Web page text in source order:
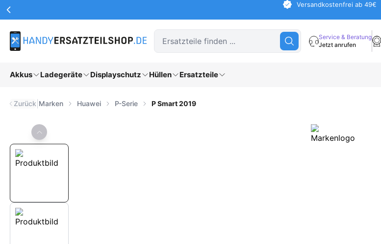
Zum Hauptinhalt springen
Werbeaktionen Kopfzeile Versandkostenfrei ab 49€
Service & Beratung
Jetzt anrufen
Akkus Ladegeräte Displayschutz Hüllen Ersatzteile
Zurück Marken Huawei P-Serie P Smart 2019